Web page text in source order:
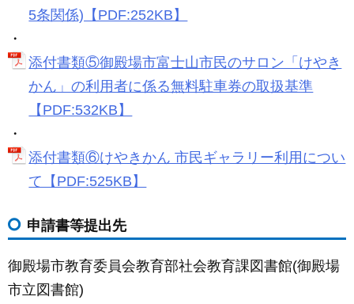
5条関係)【PDF:252KB】
・
添付書類⑤御殿場市富士山市民のサロン「けやき
かん」の利用者に係る無料駐車券の取扱基準
【PDF:532KB】
・
添付書類⑥けやきかん 市民ギャラリー利用につい
て【PDF:525KB】
申請書等提出先
御殿場市教育委員会教育部社会教育課図書館(御殿場
市立図書館)